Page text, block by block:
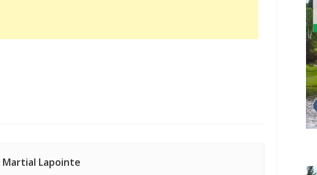
Martial Lapointe